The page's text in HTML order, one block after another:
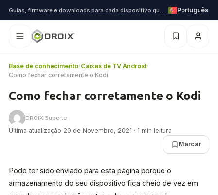
Português
Base de conhecimento/Caixas de TV Android/
Como fechar corretamente o Kodi
Como fechar corretamente o Kodi
DROIX Suporte
Última atualização 20 de Novembro, 2021 · 1 min leitura
Marcar
Pode ter sido enviado para esta página porque o
armazenamento do seu dispositivo fica cheio de vez em